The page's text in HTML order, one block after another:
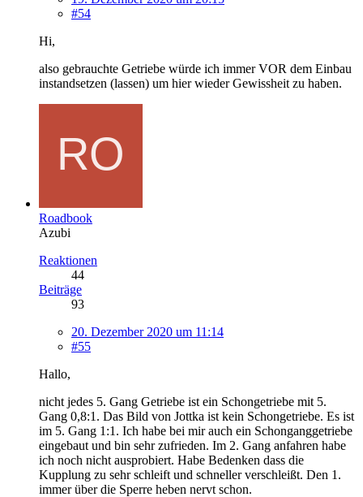
#54
Hi,
also gebrauchte Getriebe würde ich immer VOR dem Einbau
instandsetzen (lassen) um hier wieder Gewissheit zu haben.
Roadbook
Azubi
Reaktionen
44
Beiträge
93
20. Dezember 2020 um 11:14
#55
Hallo,
nicht jedes 5. Gang Getriebe ist ein Schongetriebe mit 5.
Gang 0,8:1. Das Bild von Jottka ist kein Schongetriebe. Es ist
im 5. Gang 1:1. Ich habe bei mir auch ein Schonganggetriebe
eingebaut und bin sehr zufrieden. Im 2. Gang anfahren habe
ich noch nicht ausprobiert. Habe Bedenken dass die
Kupplung zu sehr schleift und schneller verschleißt. Den 1.
immer über die Sperre heben nervt schon.